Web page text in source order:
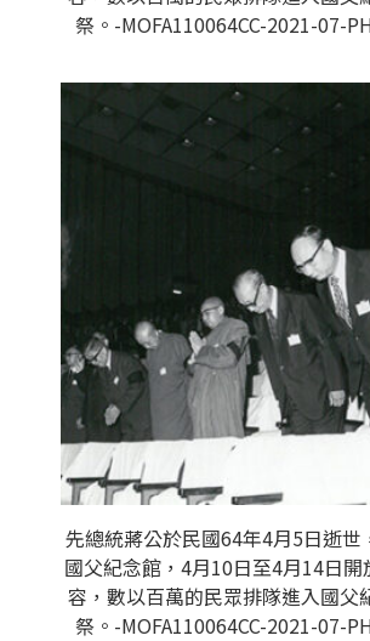
祭。-MOFA110064CC-2021-07-
先總統蔣公於民國64年4月5日逝世
國父紀念館，4月10日至4月14日
容，數以百萬的民眾排隊進入國父
祭。-MOFA110064CC-2021-07-